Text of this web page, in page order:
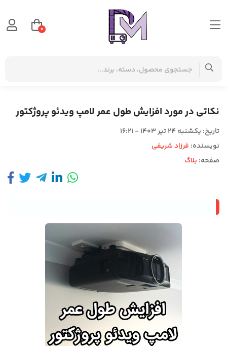
نکاتی در مورد افزایش طول عمر لامپ ویدئو پروژکتور
تاریخ: یکشنبه 24 تیر 1403 - 16:21
نویسنده: فرزاد شریفی
صفحه: بلاگ
0